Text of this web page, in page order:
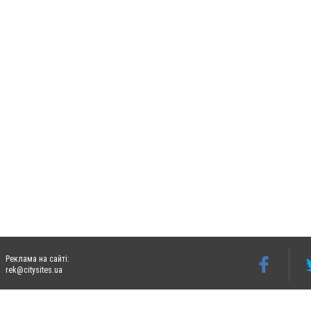
Реклама на сайті:
rek@citysites.ua